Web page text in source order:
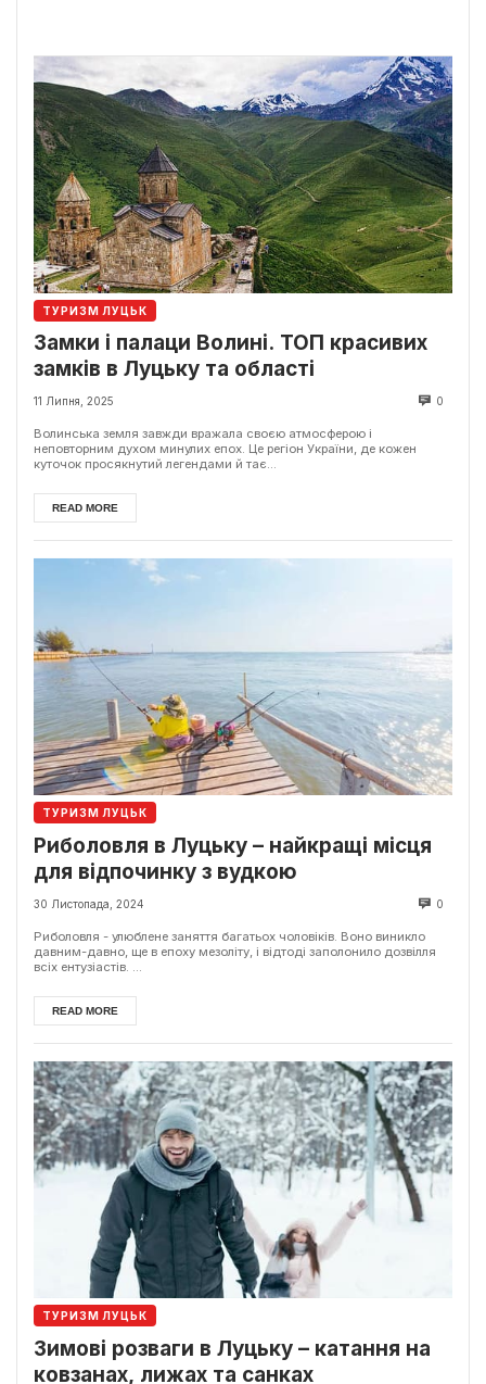
ТУРИЗМ ЛУЦЬК
Замки і палаци Волині. ТОП красивих
замків в Луцьку та області
11 Липня, 2025 0
Волинська земля завжди вражала своєю атмосферою і
неповторним духом минулих епох. Це регіон України, де кожен
куточок просякнутий легендами й тає...
READ MORE
ТУРИЗМ ЛУЦЬК
Риболовля в Луцьку – найкращі місця
для відпочинку з вудкою
30 Листопада, 2024 0
Риболовля - улюблене заняття багатьох чоловіків. Воно виникло
давним-давно, ще в епоху мезоліту, і відтоді заполонило дозвілля
всіх ентузіастів. ...
READ MORE
ТУРИЗМ ЛУЦЬК
Зимові розваги в Луцьку – катання на
ковзанах, лижах та санках